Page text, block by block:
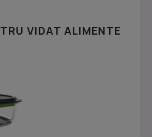
VIDAT ALIMENTE